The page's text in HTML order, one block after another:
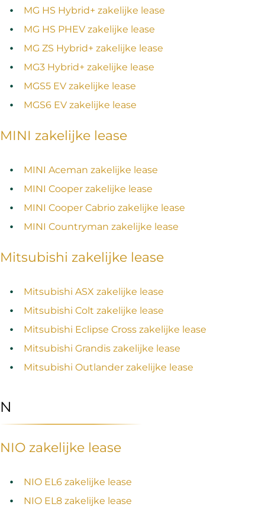
MG HS Hybrid+ zakelijke lease
MG HS PHEV zakelijke lease
MG ZS Hybrid+ zakelijke lease
MG3 Hybrid+ zakelijke lease
MGS5 EV zakelijke lease
MGS6 EV zakelijke lease
MINI zakelijke lease
MINI Aceman zakelijke lease
MINI Cooper zakelijke lease
MINI Cooper Cabrio zakelijke lease
MINI Countryman zakelijke lease
Mitsubishi zakelijke lease
Mitsubishi ASX zakelijke lease
Mitsubishi Colt zakelijke lease
Mitsubishi Eclipse Cross zakelijke lease
Mitsubishi Grandis zakelijke lease
Mitsubishi Outlander zakelijke lease
N
NIO zakelijke lease
NIO EL6 zakelijke lease
NIO EL8 zakelijke lease